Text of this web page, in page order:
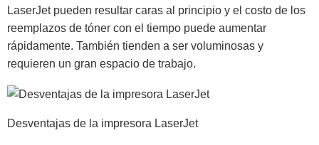
LaserJet pueden resultar caras al principio y el costo de los
reemplazos de tóner con el tiempo puede aumentar
rápidamente. También tienden a ser voluminosas y
requieren un gran espacio de trabajo.
Desventajas de la impresora LaserJet